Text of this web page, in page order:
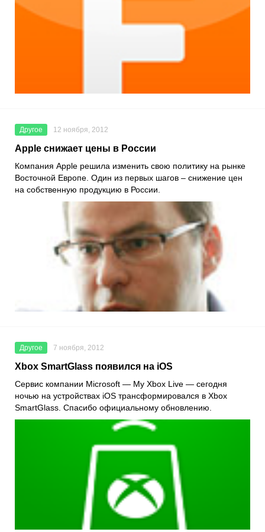
Другое 12 ноября, 2012
Apple снижает цены в России
Компания Apple решила изменить свою политику на рынке
Восточной Европе. Один из первых шагов – снижение цен
на собственную продукцию в России.
Другое 7 ноября, 2012
Xbox SmartGlass появился на iOS
Сервис компании Microsoft — My Xbox Live — сегодня
ночью на устройствах iOS трансформировался в Xbox
SmartGlass. Спасибо официальному обновлению.